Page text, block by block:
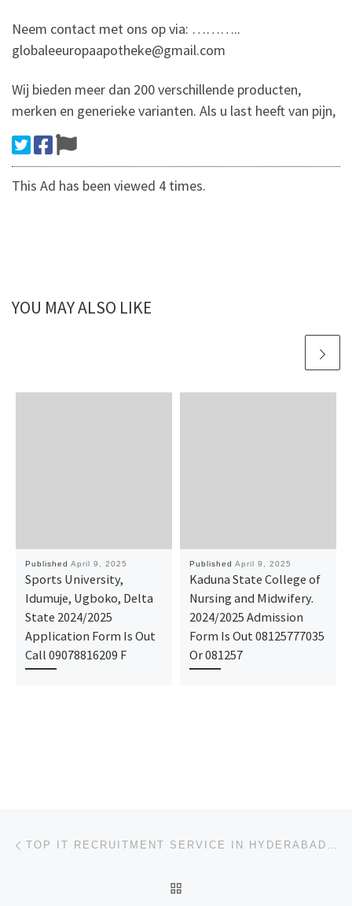
Neem contact met ons op via: ………..
globaleeuropaapotheke@gmail.com
Wij bieden meer dan 200 verschillende producten,
merken en generieke varianten. Als u last heeft van pijn,
This Ad has been viewed 4 times.
YOU MAY ALSO LIKE
Published April 9, 2025
Sports University,
Idumuje, Ugboko, Delta
State 2024/2025
Application Form Is Out
Call 09078816209 F
Published April 9, 2025
Kaduna State College of
Nursing and Midwifery.
2024/2025 Admission
Form Is Out 08125777035
Or 081257
Post navigation TOP IT RECRUITMENT SERVICE IN HYDERABAD FOR FAST HIRING